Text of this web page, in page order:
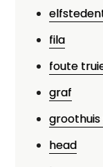
fila
foute
graf
head